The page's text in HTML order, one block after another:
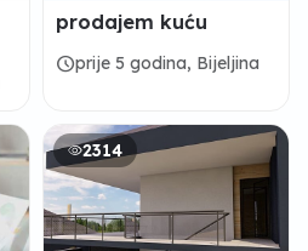
prodajem kuću
scheduleprije 5 godina, Bijeljina
2314